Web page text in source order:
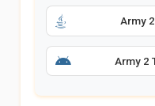
Army
Army 2